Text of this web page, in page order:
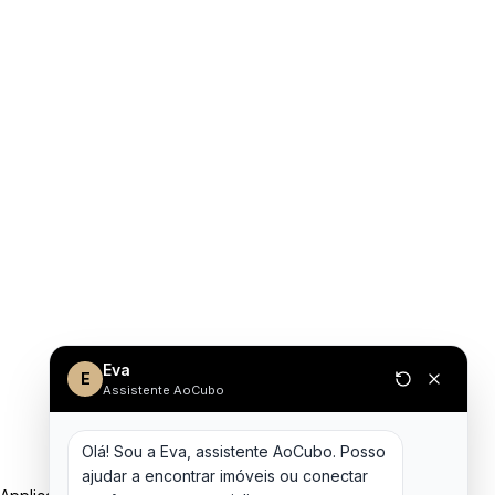
E Eva
Assistente AoCubo
Olá! Sou a Eva, assistente AoCubo. Posso
ajudar a encontrar imóveis ou conectar